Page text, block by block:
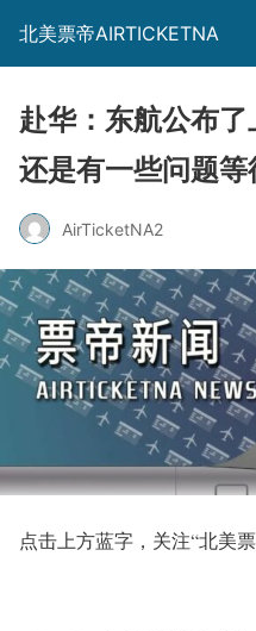
北美票帝AIRTICKETNA
赴华：东航公布
还是有一些问题等
AirTicketNA2
点击上方蓝字，关注“北美